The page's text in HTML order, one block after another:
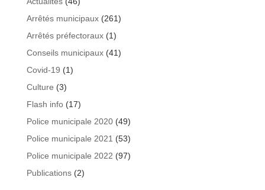
Arrêtés municipaux(261)
Arrêtés préfectoraux(1)
Conseils municipaux(41)
Covid-19 (1)
Culture (3)
Flash info(17)
Police municipale 2020(49)
Police municipale 2021 (53)
Police municipale 2022 (97)
Publications(2)